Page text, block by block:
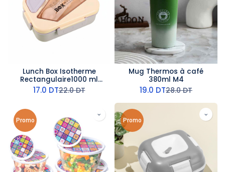
Lunch Box Isotherme
Rectangulaire1000 ml
Violet
17.0 DT22.0DT
Mug Thermos à café
380ml M4
19.0 DT28.0DT
Promo Promo